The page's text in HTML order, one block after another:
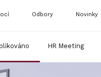
Odbory Novinky
HR Meeting